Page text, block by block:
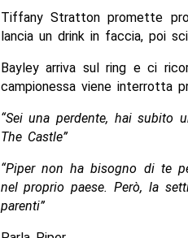
Tiffany Stratton promette
lancia un drink in faccia, poi
Bayley arriva sul ring e ci
campionessa viene interrotta
“Sei una perdente, hai subito
The Castle”
“Piper non ha bisogno di te
nel proprio paese. Però, la
parenti”